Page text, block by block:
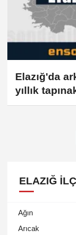
Elazığ'da
yıllık
ocaklar
ELAZIĞ
Ağın
Arıcak